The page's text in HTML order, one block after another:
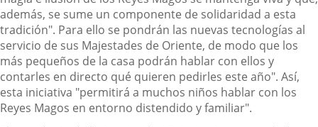
además, se sume un componente de solidaridad a esta
tradición". Para ello se pondrán las nuevas tecnologías al
servicio de sus Majestades de Oriente, de modo que los
más pequeños de la casa podrán hablar con ellos y
contarles en directo qué quieren pedirles este año". Así,
esta iniciativa "permitirá a muchos niños hablar con los
Reyes Magos en entorno distendido y familiar".